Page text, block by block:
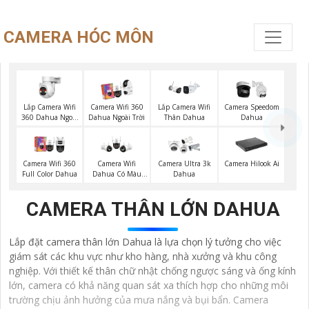
CAMERA HÓC MÔN
Lắp Camera Wifi
360 Dahua Ngoài
Camera Wifi 360
Dahua Ngoài Trời
Lắp Camera Wifi
Thân Dahua
Camera Speedom
Dahua
Camera Wifi 360
Full Color Dahua
Camera Wifi
Dahua Có Màu
Camera Ultra 3k
Dahua
Camera Hilook Ai
CAMERA THÂN LỚN DAHUA
Lắp đặt camera thân lớn Dahua là lựa chọn lý tưởng cho việc
giám sát các khu vực như kho hàng, nhà xưởng và khu công
nghiệp. Với thiết kế thân chữ nhật chống ngược sáng và ống kính
lớn, camera có khả năng quan sát xa thích hợp cho những môi
trường chịu ảnh hưởng của mưa nắng và bụi bẩn. Camera